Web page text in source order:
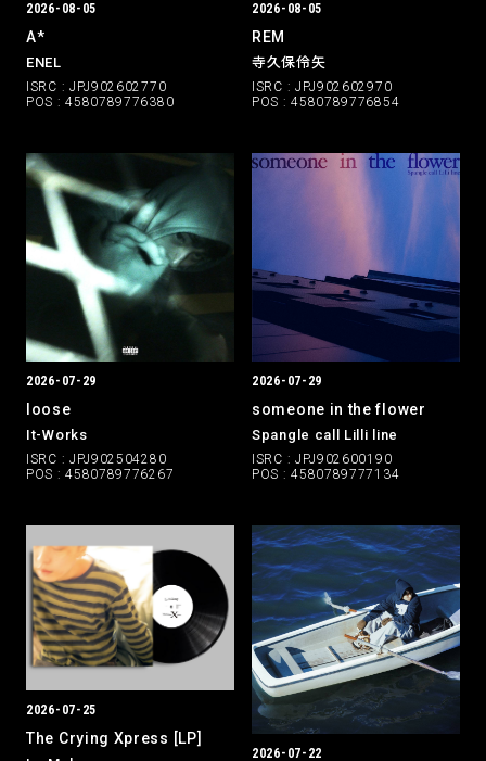
2026-08-05
A*
ENEL
ISRC : JPJ902602770
POS : 4580789776380
2026-08-05
REM
寺久保伶矢
ISRC : JPJ902602970
POS : 4580789776854
2026-07-29
loose
It-Works
ISRC : JPJ902504280
POS : 4580789776267
2026-07-29
someone in the flower
Spangle call Lilli line
ISRC : JPJ902600190
POS : 4580789777134
2026-07-25
The Crying Xpress [LP]
2026-07-22